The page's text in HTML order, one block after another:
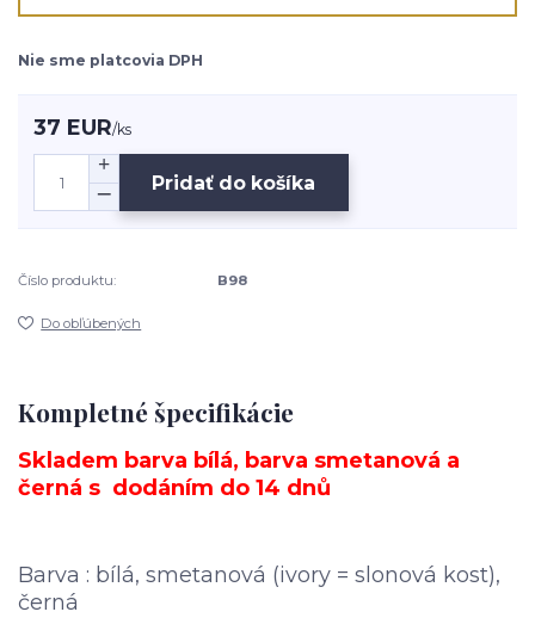
Nie sme platcovia DPH
37 EUR/ks
Pridať do košíka
Číslo produktu: B98
Do obľúbených
Kompletné špecifikácie
Skladem barva bílá, barva smetanová a
černá s dodáním do 14 dnů
Barva : bílá, smetanová (ivory = slonová kost),
černá